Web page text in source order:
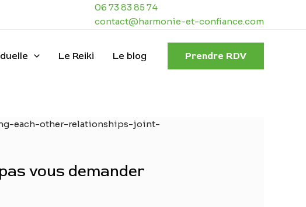
06 73 83 85 74
contact@harmonie-et-confiance.com
Le Reiki Le blog Prendre RDV
vous demander